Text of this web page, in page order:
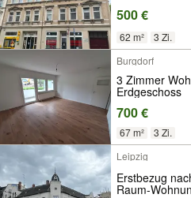
500 €
62 m²
3 Zi.
Burgdorf
3 Zimmer
Erdgeschoss
700 €
67 m²
3 Zi.
Leipzig
Erstbezug
Raum-